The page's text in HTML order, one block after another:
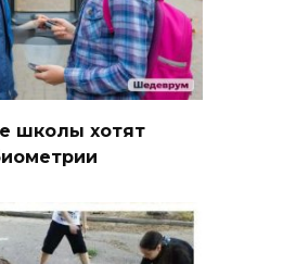
школы хотят